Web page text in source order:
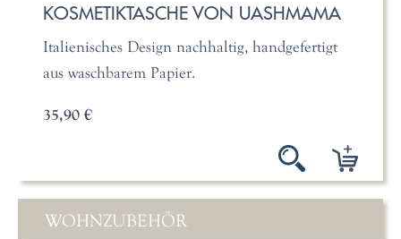
KOSMETIKTASCHE VON UASHMAMA
Italienisches Design nachhaltig, handgefertigt
aus waschbarem Papier.
35,90 €
WOHNZUBEHÖR